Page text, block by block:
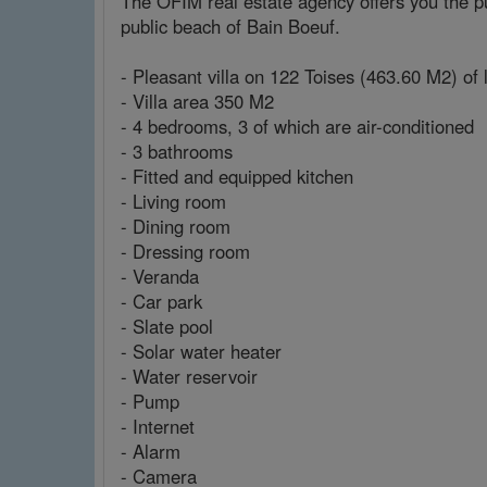
public beach of Bain Boeuf.
- Pleasant villa on 122 Toises (463.60 M2) of
- Villa area 350 M2
- 4 bedrooms, 3 of which are air-conditioned
- 3 bathrooms
- Fitted and equipped kitchen
- Living room
- Dining room
- Dressing room
- Veranda
- Car park
- Slate pool
- Solar water heater
- Water reservoir
- Pump
- Internet
- Alarm
- Camera